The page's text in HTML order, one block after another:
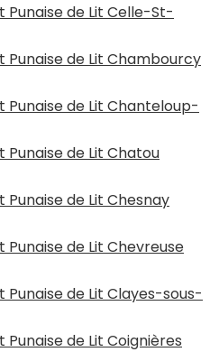
de Lit Celle-St-
de Lit Chambourcy
de Lit Chanteloup-
de Lit Chatou
de Lit Chesnay
de Lit Chevreuse
de Lit Clayes-sous-
de Lit Coignières